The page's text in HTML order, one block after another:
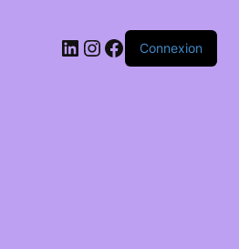
LinkedIn
Instagram
Facebook
Connexion